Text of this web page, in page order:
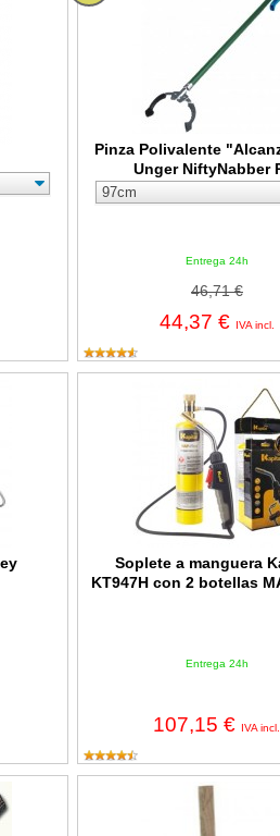
Pinza Polivalente
Unger NiftyNabber
Entrega 24h
46,71 €
44,37 € IVA incl.
Soplete a manguera
KT947H con 2 botellas
Entrega 24h
107,15 € IVA incl.
Soplete a manguera
Pincel de Esparto